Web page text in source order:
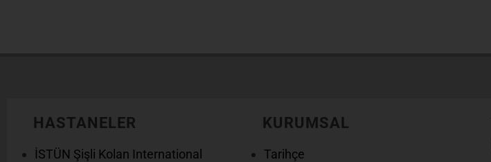
HASTANELER
İSTÜN Şişli Kolan International
KURUMSAL
Tarihçe